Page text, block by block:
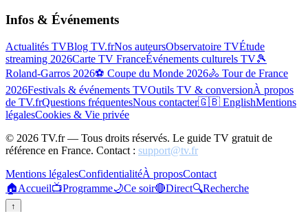
Infos & Événements
Actualités TVBlog TV.frNos auteursObservatoire TVÉtude
streaming 2026Carte TV FranceÉvénements culturels TV🎾
Roland-Garros 2026⚽ Coupe du Monde 2026🚴 Tour de France
2026Festivals & événements TVOutils TV & conversionÀ propos
de TV.frQuestions fréquentesNous contacter🇬🇧 EnglishMentions
légalesCookies & Vie privée
© 2026 TV.fr — Tous droits réservés. Le guide TV gratuit de
référence en France. Contact : support@tv.fr
Mentions légalesConfidentialitéÀ proposContact
🏠Accueil📺Programme🌙Ce soir🔴Direct🔍Recherche
↑